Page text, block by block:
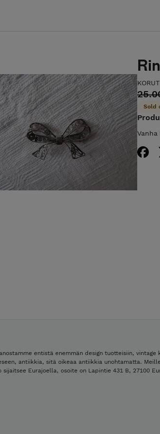
KORUT
Sold
entistä enemmän design tuotteisiin, vintage
antiikkia, sitä oikeaa antiikkia unohtamatta.
sijaitsee Eurajoella, osoite on Lapintie 431 B, 27100